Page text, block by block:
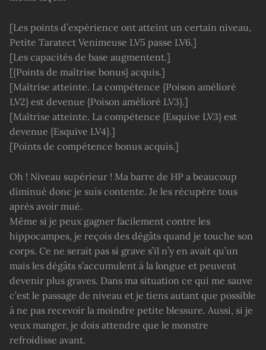
[Les points d’expérience ont atteint un certain niveau,
Petite Taratect Venimeuse LV5 passe LV6.]
[Les capacités de base augmentent.]
[{Points de maîtrise bonus} acquis.]
[Maîtrise atteinte. La compétence {Poison amélioré
LV2} est devenue {Poison amélioré LV3}.]
[Maîtrise atteinte. La compétence {Esquive LV3} est
devenue {Esquive LV4}.]
[Points de compétence bonus acquis.]
Oh ! Niveau supérieur ! Ma barre de HP a beaucoup
diminué donc je suis contente. Je les récupère tous
après avoir mué.
Même si je peux gagner facilement contre les
hippocampes, je reçois des dégâts quand je touche son
corps. Ce ne serait pas si grave s’il n’y en avait qu’un
mais les dégâts s’accumulent à la longue et peuvent
devenir plus graves. Dans ma situation ce qui me sauve
c’est le passage de niveau et je tiens autant que possible
à ne pas recevoir la moindre petite blessure. Aussi, si je
veux manger, je dois attendre que le monstre
refroidisse avant.